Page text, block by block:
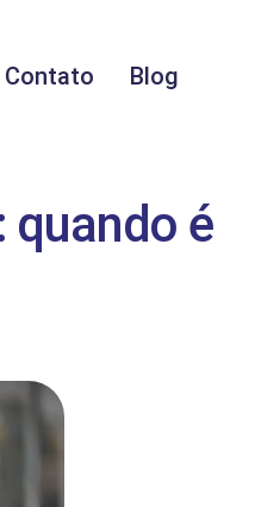
Contato Blog
é